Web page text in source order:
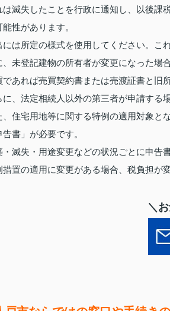
は滅失したことを行政に通知し、以後課
能性があります。
には所定の様式を使用してください。こ
、未登記建物の所有者が変更になった場
であれば売買契約書または売渡証書と旧
に、法定相続人以外の第三者が申請する
、住宅用地等に関する特例の適用対象と
告書」が必要です。
・滅失・用途変更などの状況ごとに申告
措置の適用に変更がある場合、税負担が
＼